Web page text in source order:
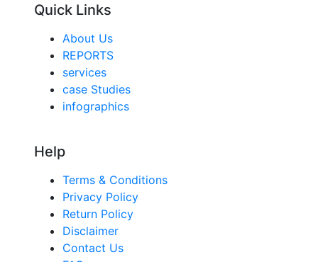
Quick Links
About Us
REPORTS
services
case Studies
infographics
Help
Terms & Conditions
Privacy Policy
Return Policy
Disclaimer
Contact Us